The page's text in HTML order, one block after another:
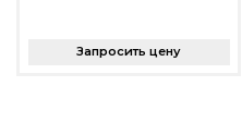
Запросить цену